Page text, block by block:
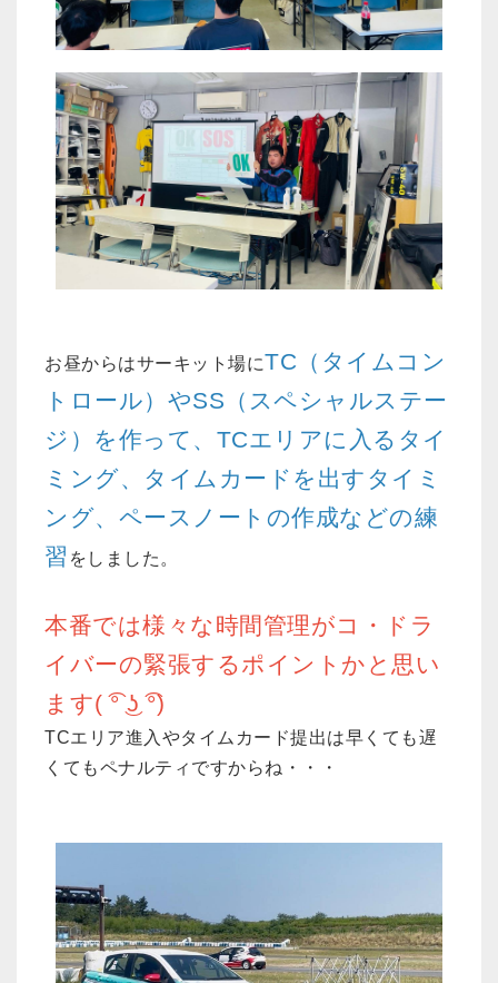
お昼からはサーキット場にTC（タイムコン
トロール）やSS（スペシャルステー
ジ）を作って、TCエリアに入るタイ
ミング、タイムカードを出すタイミ
ング、ペースノートの作成などの練
習 をしました。
本番では様々な時間管理がコ・ドラ
イバーの緊張するポイントかと思い
ます( ͡° ͜ʖ ͡°)
TCエリア進入やタイムカード提出は早くても遅
くてもペナルティですからね・・・